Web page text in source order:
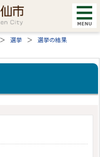
選挙
選挙の結果